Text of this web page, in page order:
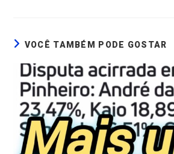
VOCÊ TAMBÉM PODE GOSTAR